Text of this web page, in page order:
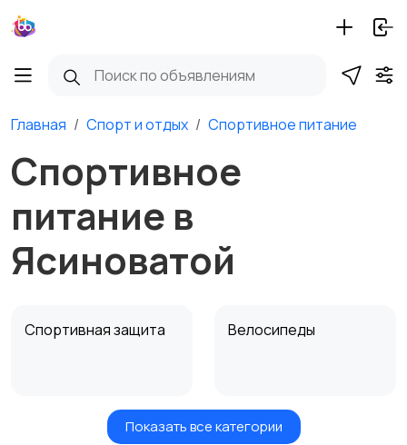
Главная Спорт и отдых Спортивное питание
Спортивное
питание в
Ясиноватой
Спортивная защита Велосипеды
Самокаты и
Показать все категории